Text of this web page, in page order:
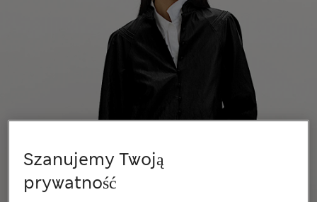
Szanujemy Twoją
prywatność